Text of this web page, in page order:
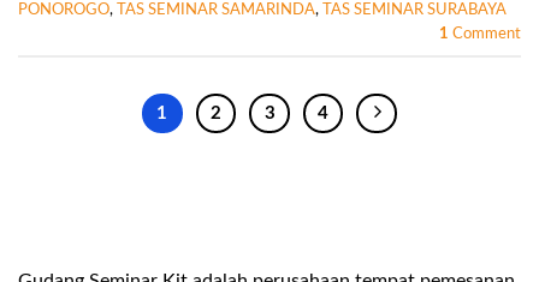
PONOROGO, TAS SEMINAR SAMARINDA,
TAS SEMINAR SURABAYA
1 Comment
1 2 3 4